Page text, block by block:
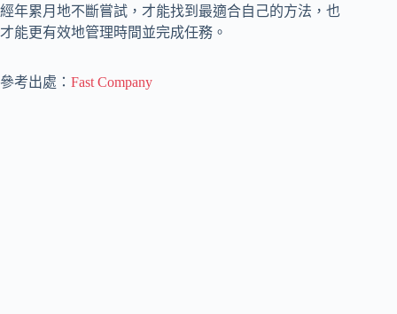
經年累月地不斷嘗試，才能找到最適合自己的方法，也
才能更有效地管理時間並完成任務。
參考出處： Fast Company